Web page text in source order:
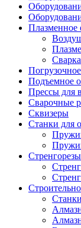
Плазменное
Сварка
Подъемное
Прессы для
Сварочные
Сквизеры
Станки для
Стренгорезы